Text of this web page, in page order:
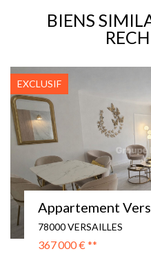
BIENS
Appartement Versailles 2 pièce(s) 80 m2